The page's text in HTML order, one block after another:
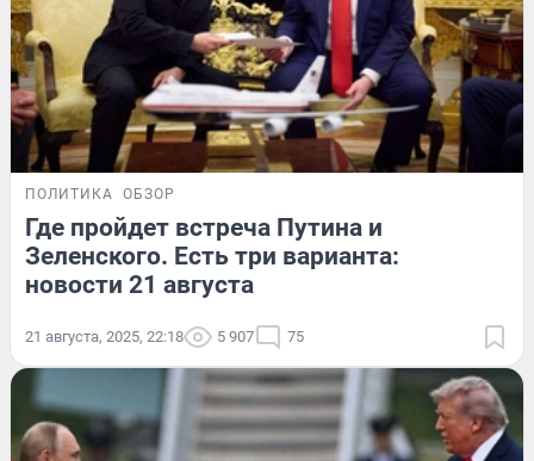
ПОЛИТИКА ОБЗОР
Где пройдет встреча Путина и
Зеленского. Есть три варианта:
новости 21 августа
21 августа, 2025, 22:18 5 907 75